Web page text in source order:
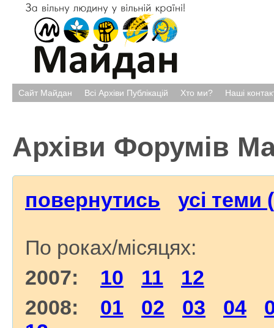
Сайт Майдан Всі Архіви Публікацій Хто ми? Наші
Архіви Форумів
повернутись усі теми
По роках/місяцях:
2007: 10 11
12
2008: 01 02 03 04